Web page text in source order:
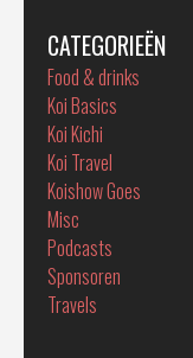
CATEGORIEËN
Food & drinks
Koi Basics
Koi Kichi
Koi Travel
Koishow Goes
Misc
Podcasts
Sponsoren
Travels